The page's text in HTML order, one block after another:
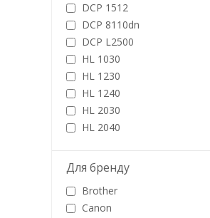
Dayton
Epson
Foshan
FREE Label
Fuji
G&G
HANP
HP
Integral
IPM
Jet Tec
DCP 1512
DCP 8110dn
DCP L2500
HL 1030
HL 1230
HL 1240
HL 2030
HL 2040
HL 5450dn
HL 6180dw
HL L2360
HL-5240
Для бренду
Brother
Canon